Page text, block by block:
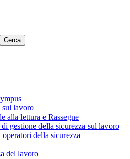
Cerca
lavoro
alla lettura e Rassegne
gestione della sicurezza sul lavoro
della sicurezza
del lavoro